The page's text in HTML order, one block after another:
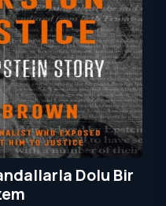
Dolu Bir